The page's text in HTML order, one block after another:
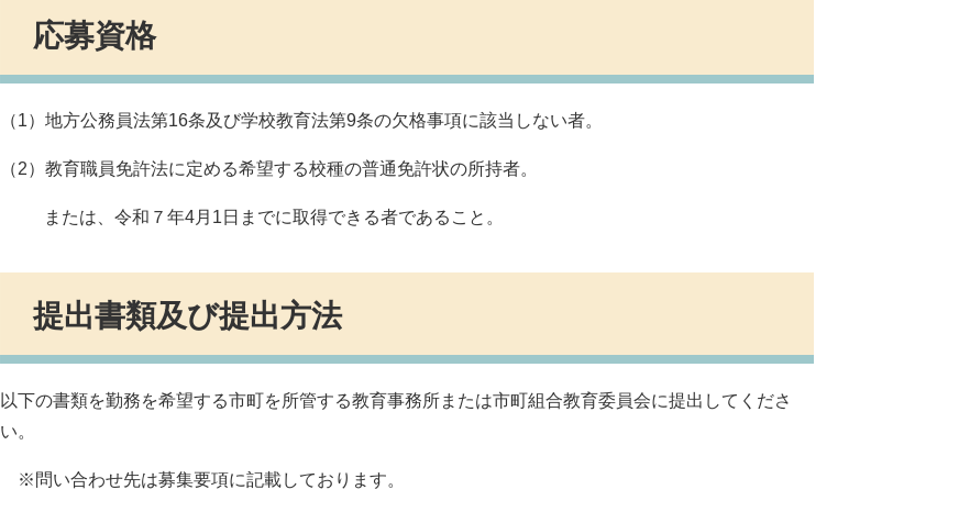
応募資格
（1）地方公務員法第16条及び学校教育法第9条の欠格事項に該当しない者。
（2）教育職員免許法に定める希望する校種の普通免許状の所持者。
または、令和７年4月1日までに取得できる者であること。
提出書類及び提出方法
以下の書類を勤務を希望する市町を所管する教育事務所または市町組合教育委員会に提出してくださ
い。
※問い合わせ先は募集要項に記載しております。